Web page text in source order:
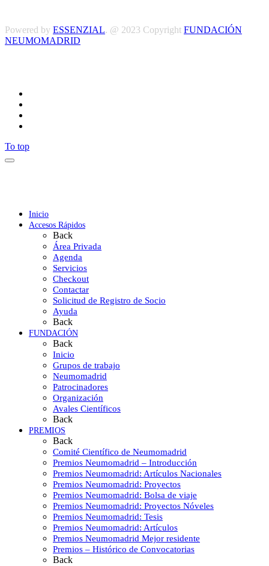
Powered by ESSENZIAL. @ 2023 Copyright FUNDACIÓN
NEUMOMADRID
To top
Inicio
Accesos Rápidos
Back
Área Privada
Agenda
Servicios
Checkout
Contactar
Solicitud de Registro de Socio
Ayuda
Back
FUNDACIÓN
Back
Inicio
Grupos de trabajo
Neumomadrid
Patrocinadores
Organización
Avales Científicos
Back
PREMIOS
Back
Comité Científico de Neumomadrid
Premios Neumomadrid – Introducción
Premios Neumomadrid: Artículos Nacionales
Premios Neumomadrid: Proyectos
Premios Neumomadrid: Bolsa de viaje
Premios Neumomadrid: Proyectos Nóveles
Premios Neumomadrid: Tesis
Premios Neumomadrid: Artículos
Premios Neumomadrid Mejor residente
Premios – Histórico de Convocatorias
Back